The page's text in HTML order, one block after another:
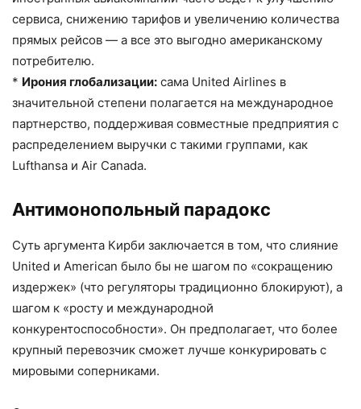
сервиса, снижению тарифов и увеличению количества
прямых рейсов — а все это выгодно американскому
потребителю.
* Ирония глобализации: сама United Airlines в
значительной степени полагается на международное
партнерство, поддерживая совместные предприятия с
распределением выручки с такими группами, как
Lufthansa и Air Canada.
Антимонопольный парадокс
Суть аргумента Кирби заключается в том, что слияние
United и American было бы не шагом по «сокращению
издержек» (что регуляторы традиционно блокируют), а
шагом к «росту и международной
конкурентоспособности». Он предполагает, что более
крупный перевозчик сможет лучше конкурировать с
мировыми соперниками.